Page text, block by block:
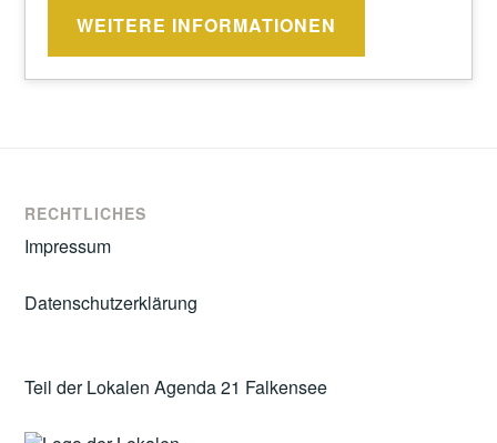
WEITERE INFORMATIONEN
RECHTLICHES
Impressum
Datenschutzerklärung
Teil der Lokalen Agenda 21 Falkensee